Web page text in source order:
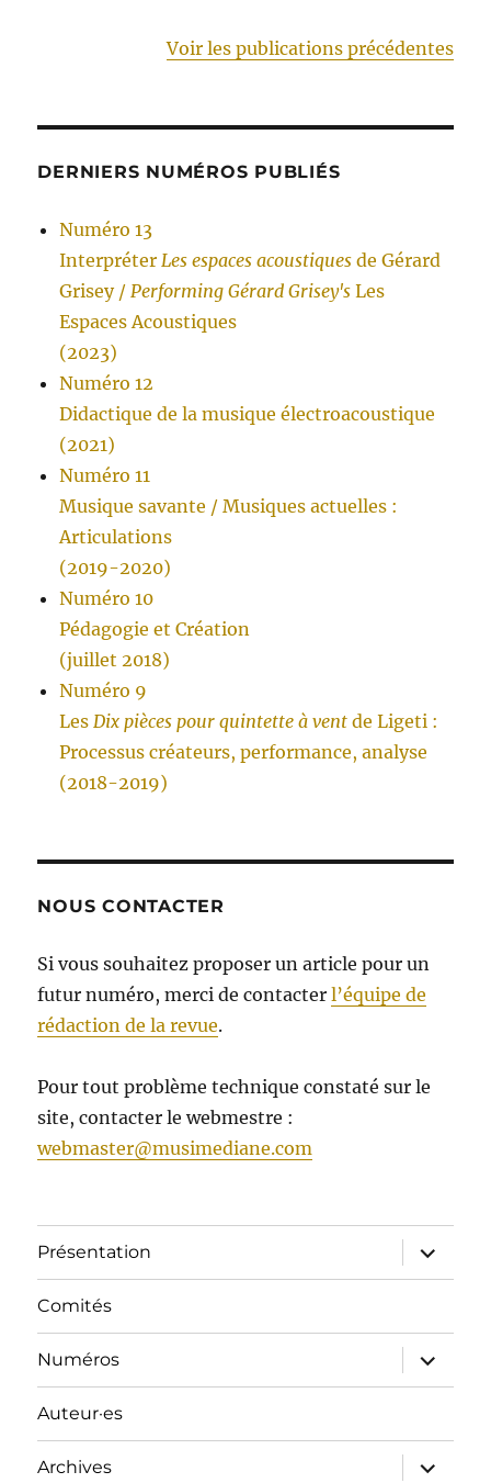
Voir les publications précédentes
DERNIERS NUMÉROS PUBLIÉS
Numéro 13
Interpréter Les espaces acoustiques de Gérard
Grisey / Performing Gérard Grisey's Les
Espaces Acoustiques
(2023)
Numéro 12
Didactique de la musique électroacoustique
(2021)
Numéro 11
Musique savante / Musiques actuelles :
Articulations
(2019-2020)
Numéro 10
Pédagogie et Création
(juillet 2018)
Numéro 9
Les Dix pièces pour quintette à vent de Ligeti :
Processus créateurs, performance, analyse
(2018-2019)
NOUS CONTACTER
Si vous souhaitez proposer un article pour un
futur numéro, merci de contacterl’équipe de
rédaction de la revue.
Pour tout problème technique constaté sur le
site, contacter le webmestre :
webmaster@musimediane.com
Présentation
ouvrir
le
sous-
Comités
Numéros
ouvrir
le
sous-
Auteur·es
Archives
ouvrir